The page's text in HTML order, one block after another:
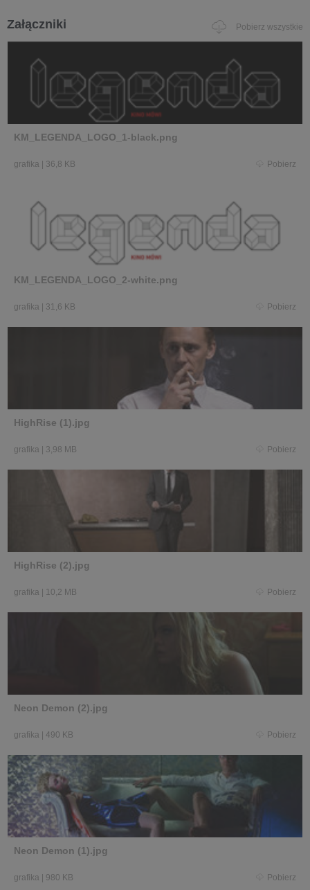
Załączniki Pobierz wszystkie
KM_LEGENDA_LOGO_1-black.png
grafika | 36,8 KB Pobierz
KM_LEGENDA_LOGO_2-white.png
grafika | 31,6 KB Pobierz
HighRise (1).jpg
grafika | 3,98 MB Pobierz
HighRise (2).jpg
grafika | 10,2 MB Pobierz
Neon Demon (2).jpg
grafika | 490 KB Pobierz
Neon Demon (1).jpg
grafika | 980 KB Pobierz